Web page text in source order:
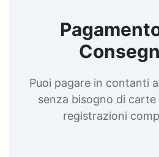
Puoi pagare in contanti
senza bisogno di
registrazioni